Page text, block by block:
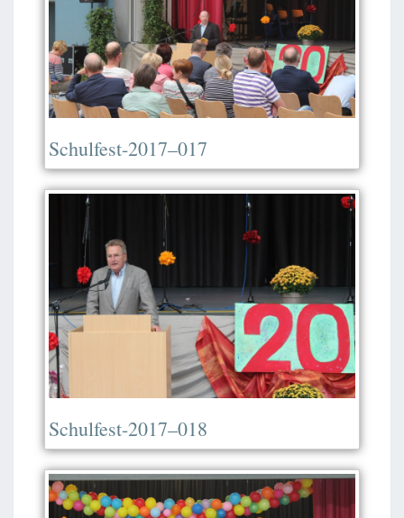
Schulfest-2017–017
Schulfest-2017–018